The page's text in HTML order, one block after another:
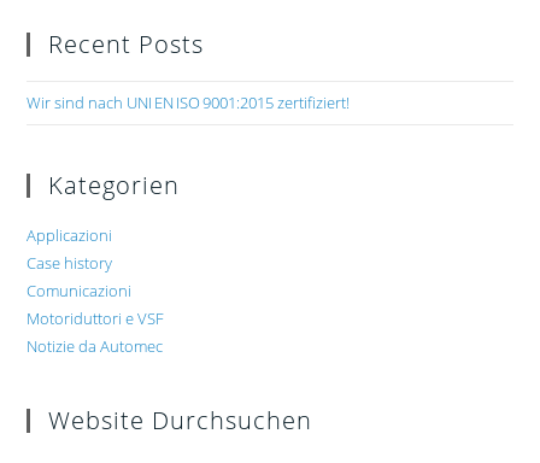
Recent Posts
Wir sind nach UNI EN ISO 9001:2015 zertifiziert!
Kategorien
Applicazioni
Case history
Comunicazioni
Motoriduttori e VSF
Notizie da Automec
Website Durchsuchen